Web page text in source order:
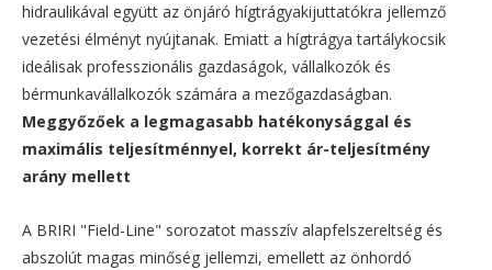
hidraulikával együtt az önjáró hígtrágyakijuttatókra jellemző
vezetési élményt nyújtanak. Emiatt a hígtrágya tartálykocsik
ideálisak professzionális gazdaságok, vállalkozók és
bérmunkavállalkozók számára a mezőgazdaságban.
Meggyőzőek a legmagasabb hatékonysággal és
maximális teljesítménnyel, korrekt ár-teljesítmény
arány mellett
A BRIRI "Field-Line" sorozatot masszív alapfelszereltség és
abszolút magas minőség jellemzi, emellett az önhordó